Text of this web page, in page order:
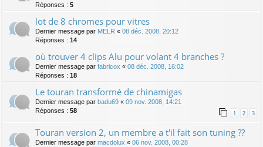
Réponses : 5
lot de 8 chromes pour vitres
Dernier message par MELR « 08 déc. 2008, 20:12
Réponses : 14
où trouver 4 clips Alu pour volant 4 branches ?
Dernier message par fabricox « 08 déc. 2008, 16:02
Réponses : 18
Le touran transformé de chinamigas
Dernier message par badu69 « 09 nov. 2008, 14:21
Réponses : 58 1 2 3
Touran version 2, un membre a t'il fait son tuning ??
Dernier message par macdolux « 06 nov. 2008, 00:28